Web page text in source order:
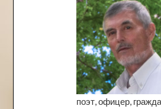
поэт, офицер,